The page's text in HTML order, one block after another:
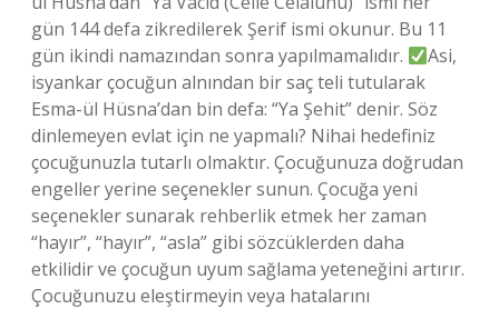
gün 144 defa zikredilerek Şerif ismi okunur. Bu 11
gün ikindi namazından sonra yapılmamalıdır.
Asi,
isyankar çocuğun alnından bir saç teli tutularak
Esma-ül Hüsna’dan bin defa: “Ya Şehit” denir. Söz
dinlemeyen evlat için ne yapmalı? Nihai hedefiniz
çocuğunuzla tutarlı olmaktır. Çocuğunuza doğrudan
engeller yerine seçenekler sunun. Çocuğa yeni
seçenekler sunarak rehberlik etmek her zaman
“hayır”, “hayır”, “asla” gibi sözcüklerden daha
etkilidir ve çocuğun uyum sağlama yeteneğini artırır.
Çocuğunuzu eleştirmeyin veya hatalarını